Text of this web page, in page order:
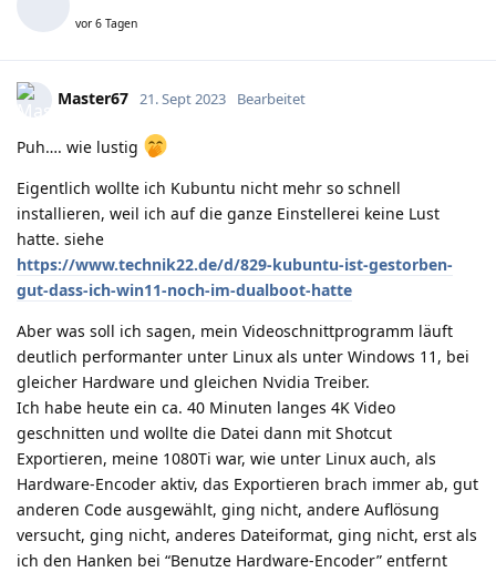
vor 6 Tagen
Master67 21. Sept 2023 Bearbeitet
Puh…. wie lustig
Eigentlich wollte ich Kubuntu nicht mehr so schnell
installieren, weil ich auf die ganze Einstellerei keine Lust
hatte. siehe
https://www.technik22.de/d/829-kubuntu-ist-gestorben-
gut-dass-ich-win11-noch-im-dualboot-hatte
Aber was soll ich sagen, mein Videoschnittprogramm läuft
deutlich performanter unter Linux als unter Windows 11, bei
gleicher Hardware und gleichen Nvidia Treiber.
Ich habe heute ein ca. 40 Minuten langes 4K Video
geschnitten und wollte die Datei dann mit Shotcut
Exportieren, meine 1080Ti war, wie unter Linux auch, als
Hardware-Encoder aktiv, das Exportieren brach immer ab, gut
anderen Code ausgewählt, ging nicht, andere Auflösung
versucht, ging nicht, anderes Dateiformat, ging nicht, erst als
ich den Hanken bei “Benutze Hardware-Encoder” entfernt